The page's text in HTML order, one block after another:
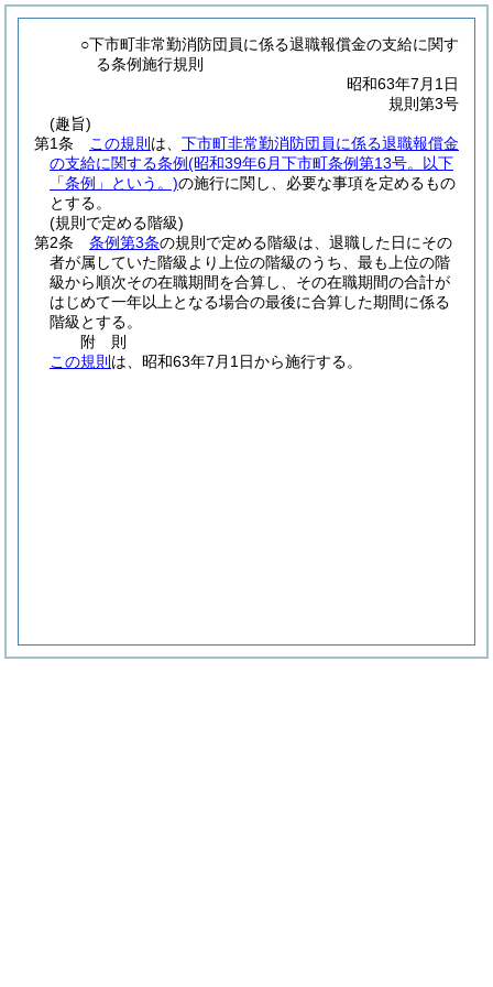
○下市町非常勤消防団員に係る退職報償金の支給に関す
る条例施行規則
昭和63年7月1日
規則第3号
(趣旨)
第1条
この規則 は、 下市町非常勤消防団員に係る退職報償金
の支給に関する条例(昭和39年6月下市町条例第13号。以下
「条例」という。)の施行に関し、必要な事項を定めるもの
とする。
(規則で定める階級)
第2条
条例第3条の規則で定める階級は、退職した日にその
者が属していた階級より上位の階級のうち、最も上位の階
級から順次その在職期間を合算し、その在職期間の合計が
はじめて一年以上となる場合の最後に合算した期間に係る
階級とする。
附 則
この規則 は、昭和63年7月1日から施行する。